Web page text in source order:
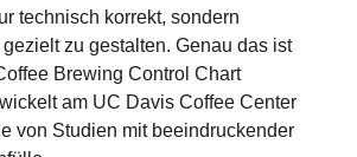
technisch korrekt, sondern
zu gestalten. Genau das ist
Brewing Control Chart
am UC Davis Coffee Center
von Studien mit beeindruckender